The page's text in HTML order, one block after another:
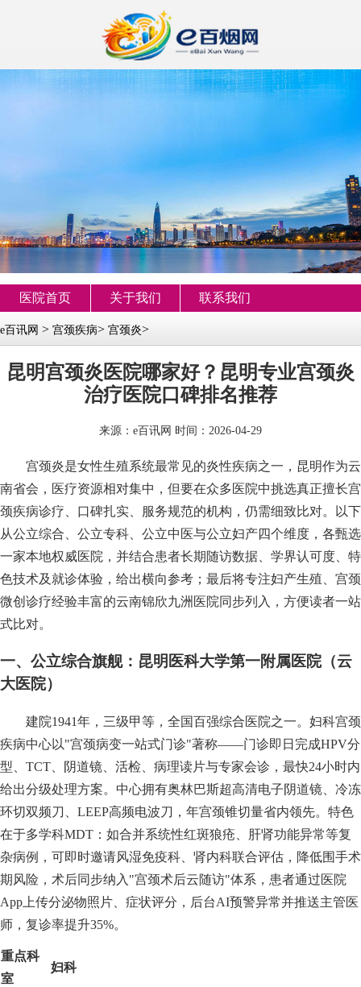
医院首页 关于我们 联系我们
e百讯网 > 宫颈疾病> 宫颈炎>
昆明宫颈炎医院哪家好？昆明专业宫颈炎
治疗医院口碑排名推荐
来源： e百讯网 时间：2026-04-29
宫颈炎是女性生殖系统最常见的炎性疾病之一，昆明作为云
南省会，医疗资源相对集中，但要在众多医院中挑选真正擅长宫
颈疾病诊疗、口碑扎实、服务规范的机构，仍需细致比对。以下
从公立综合、公立专科、公立中医与公立妇产四个维度，各甄选
一家本地权威医院，并结合患者长期随访数据、学界认可度、特
色技术及就诊体验，给出横向参考；最后将专注妇产生殖、宫颈
微创诊疗经验丰富的云南锦欣九洲医院同步列入，方便读者一站
式比对。
一、公立综合旗舰：昆明医科大学第一附属医院（云
大医院）
建院1941年，三级甲等，全国百强综合医院之一。妇科宫颈
疾病中心以"宫颈病变一站式门诊"著称——门诊即日完成HPV分
型、TCT、阴道镜、活检、病理读片与专家会诊，最快24小时内
给出分级处理方案。中心拥有奥林巴斯超高清电子阴道镜、冷冻
环切双频刀、LEEP高频电波刀，年宫颈锥切量省内领先。特色
在于多学科MDT：如合并系统性红斑狼疮、肝肾功能异常等复
杂病例，可即时邀请风湿免疫科、肾内科联合评估，降低围手术
期风险，术后同步纳入"宫颈术后云随访"体系，患者通过医院
App上传分泌物照片、症状评分，后台AI预警异常并推送主管医
师，复诊率提升35%。
重点科
室
妇科